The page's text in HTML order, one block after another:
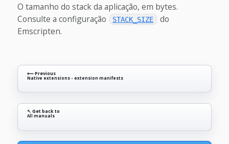
O tamanho do stack da aplicação, em bytes.
Consulte a configuração
STACK_SIZE
do
Emscripten.
⟵ Previous
Native extensions - extension manifests
↖ Get back to
All manuals